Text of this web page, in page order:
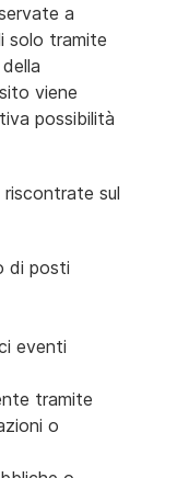
a
solo tramite
viene
possibilità
sul
di posti
eventi
tramite
o